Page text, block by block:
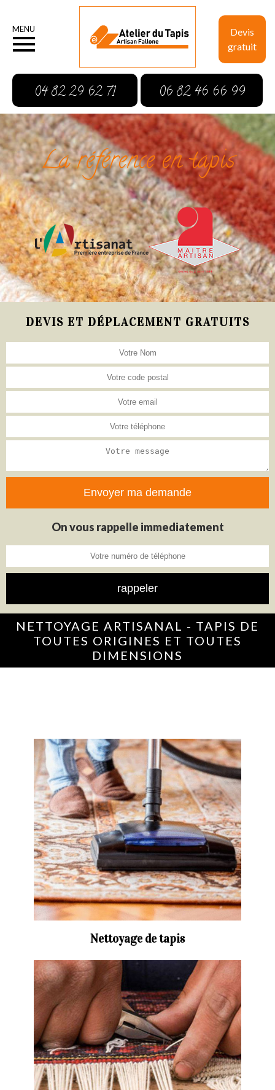
Devis
gratuit
MENU
04 82 29 62 71 06 82 46 66 99
La référence en tapis
DEVIS ET DÉPLACEMENT GRATUITS
On vous rappelle immediatement
NETTOYAGE ARTISANAL - TAPIS DE
TOUTES ORIGINES ET TOUTES
DIMENSIONS
Nettoyage de tapis